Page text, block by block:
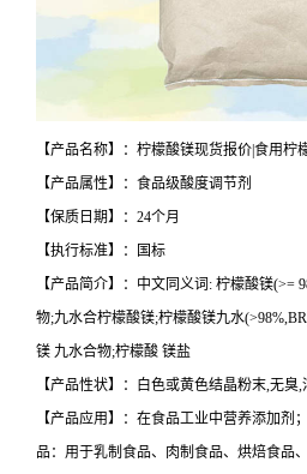
【产品名称】：柠檬酸镁现货报价|食用柠
【产品属性】：食品级酸度调节剂
【保质日期】：24个月
【执行标准】：国标
【产品简介】：中文同义词: 柠檬酸镁(>=
物;九水合柠檬酸镁;柠檬酸镁九水
镁 九水合物;柠檬酸 镁盐
【产品性状】：白色或黄色结晶粉末,无臭,
【产品应用】：在食品工业中营养添加剂
品：用于乳制食品、肉制食品、烘焙食品